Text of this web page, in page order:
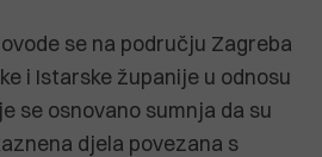
se na području Zagreba
i Istarske županije u odnosu
se osnovano sumnja da su
djela povezana s